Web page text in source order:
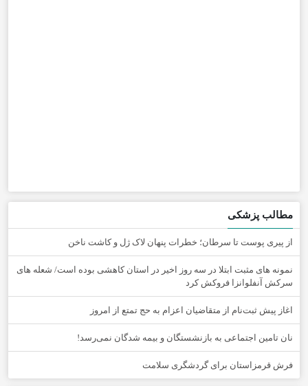
مطالب پزشکی
از پیری پوست تا سرطان؛ خطرات پنهان لاک ژل و کاشت ناخن
نمونه های مثبت ابتلا در سه روز اخیر در استان کاهشی بوده است/ شعله های
سرکش آنفلوانزا فروکش کرد
اغاز پیش ثبت‌نام از متقاضیان اعزام به حج تمتع از امروز
نان تامین اجتماعی به بازنشستگان و بیمه شدگان نمی‌رسد!
فرش قرمزاستان برای گردشگری سلامت